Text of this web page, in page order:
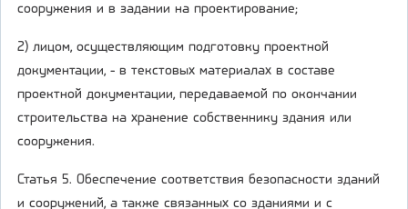
сооружения и в задании на проектирование;
2) лицом, осуществляющим подготовку проектной
документации, - в текстовых материалах в составе
проектной документации, передаваемой по окончании
строительства на хранение собственнику здания или
сооружения.
Статья 5. Обеспечение соответствия безопасности зданий
и сооружений, а также связанных со зданиями и с